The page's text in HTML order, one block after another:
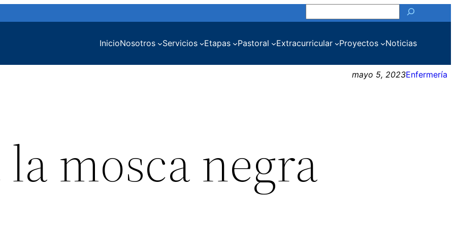
InicioNosotros Servicios Etapas Pastoral Extracurricular Proyectos Noticias
mayo 5, 2023Enfermería
mosca negra